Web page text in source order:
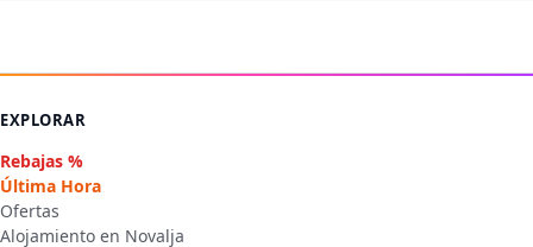
EXPLORAR
Rebajas %
Última Hora
Ofertas
Alojamiento en Novalja